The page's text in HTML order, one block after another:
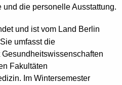
und die personelle Ausstattung.
und ist vom Land Berlin
umfasst die
Fakultäten
Im Wintersemester